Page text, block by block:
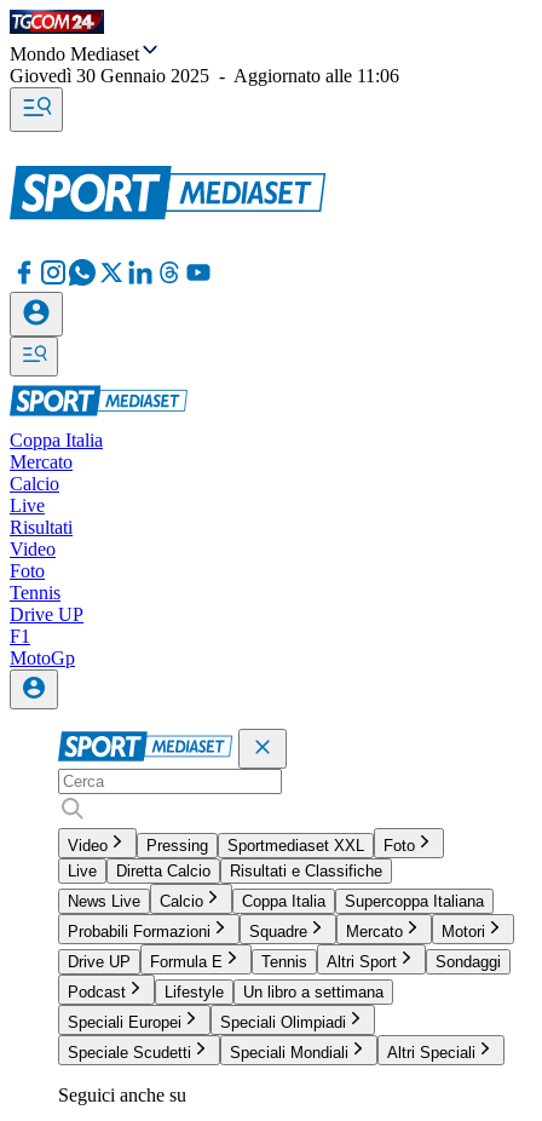
Mondo Mediaset
Giovedì 30 Gennaio 2025 - Aggiornato alle 11:06
Coppa Italia
Mercato
Calcio
Live
Risultati
Video
Foto
Tennis
Drive UP
F1
MotoGp
Video Pressing Sportmediaset XXL
Foto
Live
Diretta Calcio
Risultati e Classifiche
News Live
Calcio Coppa Italia
Supercoppa Italiana
Probabili Formazioni
Squadre Mercato
Motori
Drive UP
Formula E Tennis Altri Sport
Sondaggi
Podcast
Lifestyle
Un libro a settimana
Speciali Europei
Speciali Olimpiadi
Speciale Scudetti
Speciali Mondiali Altri Speciali
Seguici anche su